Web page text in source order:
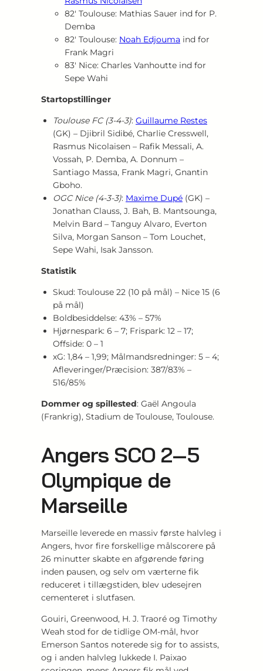
82′ Toulouse: Mathias Sauer ind for P.
Demba
82′ Toulouse: Noah Edjouma ind for
Frank Magri
83′ Nice: Charles Vanhoutte ind for
Sepe Wahi
Startopstillinger
Toulouse FC (3‑4‑3): Guillaume Restes
(GK) – Djibril Sidibé, Charlie Cresswell,
Rasmus Nicolaisen – Rafik Messali, A.
Vossah, P. Demba, A. Donnum –
Santiago Massa, Frank Magri, Gnantin
Gboho.
OGC Nice (4‑3‑3): Maxime Dupé (GK) –
Jonathan Clauss, J. Bah, B. Mantsounga,
Melvin Bard – Tanguy Alvaro, Everton
Silva, Morgan Sanson – Tom Louchet,
Sepe Wahi, Isak Jansson.
Statistik
Skud: Toulouse 22 (10 på mål) – Nice 15 (6
på mål)
Boldbesiddelse: 43% – 57%
Hjørnespark: 6 – 7; Frispark: 12 – 17;
Offside: 0 – 1
xG: 1,84 – 1,99; Målmandsredninger: 5 – 4;
Afleveringer/Præcision: 387/83% –
516/85%
Dommer og spillested: Gaël Angoula
(Frankrig), Stadium de Toulouse, Toulouse.
Angers SCO 2‑5
Olympique de
Marseille
Marseille leverede en massiv første halvleg i
Angers, hvor fire forskellige målscorere på
26 minutter skabte en afgørende føring
inden pausen, og selv om værterne fik
reduceret i tillægstiden, blev udesejren
cementeret i slutfasen.
Gouiri, Greenwood, H. J. Traoré og Timothy
Weah stod for de tidlige OM‑mål, hvor
Emerson Santos noterede sig for to assists,
og i anden halvleg lukkede I. Paixao